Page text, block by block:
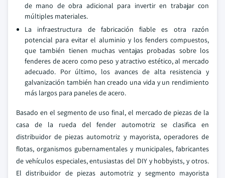
de mano de obra adicional para invertir en trabajar con
múltiples materiales.
La infraestructura de fabricación fiable es otra razón
potencial para evitar el aluminio y los fenders compuestos,
que también tienen muchas ventajas probadas sobre los
fenderes de acero como peso y atractivo estético, al mercado
adecuado. Por último, los avances de alta resistencia y
galvanización también han creado una vida y un rendimiento
más largos para paneles de acero.
Basado en el segmento de uso final, el mercado de piezas de la
casa de la rueda del fender automotriz se clasifica en
distribuidor de piezas automotriz y mayorista, operadores de
flotas, organismos gubernamentales y municipales, fabricantes
de vehículos especiales, entusiastas del DIY y hobbyists, y otros.
El distribuidor de piezas automotriz y segmento mayorista